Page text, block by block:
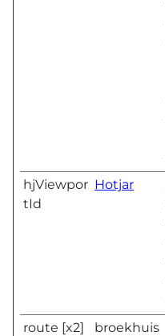
hjViewpor
tId
Hotjar
route [x2]
broekhuis